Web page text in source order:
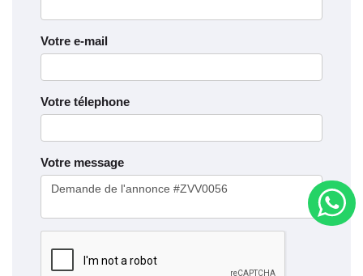
Votre e-mail
Votre télephone
Votre message